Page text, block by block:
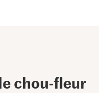
chou-fleur